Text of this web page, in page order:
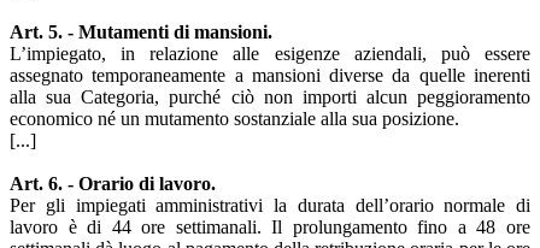
Art. 5. - Mutamenti di mansioni.
L’impiegato, in relazione alle esigenze aziendali, può essere
assegnato temporaneamente a mansioni diverse da quelle inerenti
alla sua Categoria, purché ciò non importi alcun peggioramento
economico né un mutamento sostanziale alla sua posizione.
[...]
Art. 6. - Orario di lavoro.
Per gli impiegati amministrativi la durata dell’orario normale di
lavoro è di 44 ore settimanali. Il prolungamento fino a 48 ore